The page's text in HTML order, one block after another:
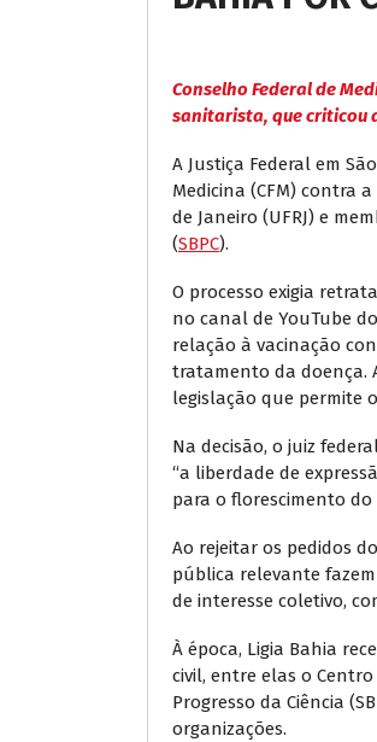
Conselho Federal de
sanitarista, que criticou
A Justiça Federal em
Medicina (CFM) contra
de Janeiro (UFRJ) e
(SBPC).
O processo exigia
no canal de YouTube do
relação à vacinação
tratamento da doença.
legislação que permite
Na decisão, o juiz
“a liberdade de
para o florescimento
Ao rejeitar os pedidos
pública relevante
de interesse coletivo,
À época, Ligia Bahia
civil, entre elas o Centro
Progresso da Ciência
organizações.